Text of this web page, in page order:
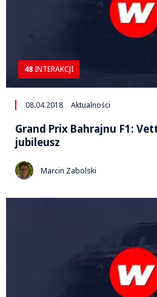
48 INTERAKCJI
08.04.2018 Aktualności
Grand Prix Bahrajnu F1:
jubileusz
Marcin Zabolski